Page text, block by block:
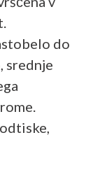
do
srednje